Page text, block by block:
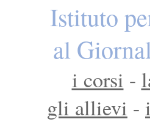
Istituto
al
i corsi -
gli allievi -